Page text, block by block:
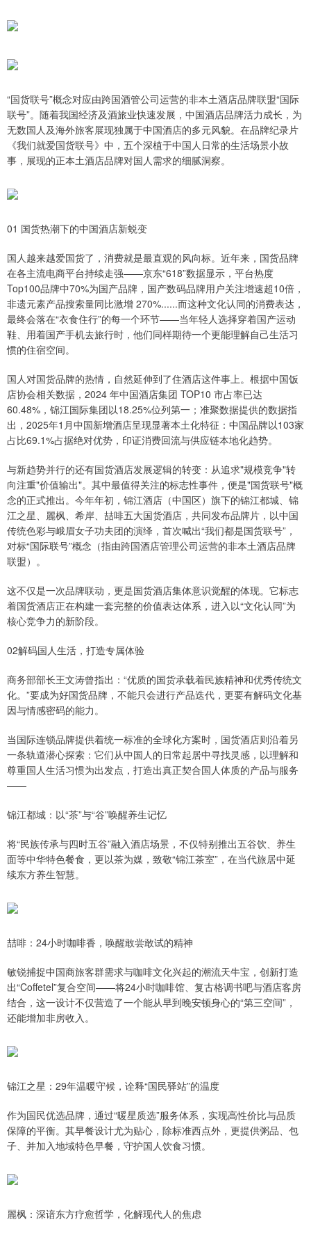
“国货联号”概念对应由跨国酒管公司运营的非本土酒店品牌联盟“国际
联号”。随着我国经济及酒旅业快速发展，中国酒店品牌活力成长，为
无数国人及海外旅客展现独属于中国酒店的多元风貌。在品牌纪录片
《我们就爱国货联号》中，五个深植于中国人日常的生活场景小故
事，展现的正本土酒店品牌对国人需求的细腻洞察。
01 国货热潮下的中国酒店新蜕变
国人越来越爱国货了，消费就是最直观的风向标。近年来，国货品牌
在各主流电商平台持续走强——京东“618”数据显示，平台热度
Top100品牌中70%为国产品牌，国产数码品牌用户关注增速超10倍，
非遗元素产品搜索量同比激增 270%......而这种文化认同的消费表达，
最终会落在“衣食住行”的每一个环节——当年轻人选择穿着国产运动
鞋、用着国产手机去旅行时，他们同样期待一个更能理解自己生活习
惯的住宿空间。
国人对国货品牌的热情，自然延伸到了住酒店这件事上。根据中国饭
店协会相关数据，2024 年中国酒店集团 TOP10 市占率已达
60.48%，锦江国际集团以18.25%位列第一；准聚数据提供的数据指
出，2025年1月中国新增酒店呈现显著本土化特征：中国品牌以103家
占比69.1%占据绝对优势，印证消费回流与供应链本地化趋势。
与新趋势并行的还有国货酒店发展逻辑的转变：从追求"规模竞争"转
向注重"价值输出"。其中最值得关注的标志性事件，便是"国货联号"概
念的正式推出。今年年初，锦江酒店（中国区）旗下的锦江都城、锦
江之星、麗枫、希岸、喆啡五大国货酒店，共同发布品牌片，以中国
传统色彩与峨眉女子功夫团的演绎，首次喊出“我们都是国货联号”，
对标“国际联号”概念（指由跨国酒店管理公司运营的非本土酒店品牌
联盟）。
这不仅是一次品牌联动，更是国货酒店集体意识觉醒的体现。它标志
着国货酒店正在构建一套完整的价值表达体系，进入以“文化认同”为
核心竞争力的新阶段。
02解码国人生活，打造专属体验
商务部部长王文涛曾指出：“优质的国货承载着民族精神和优秀传统文
化。”要成为好国货品牌，不能只会进行产品迭代，更要有解码文化基
因与情感密码的能力。
当国际连锁品牌提供着统一标准的全球化方案时，国货酒店则沿着另
一条轨道潜心探索：它们从中国人的日常起居中寻找灵感，以理解和
尊重国人生活习惯为出发点，打造出真正契合国人体质的产品与服务
——
锦江都城：以“茶”与“谷”唤醒养生记忆
将“民族传承与四时五谷”融入酒店场景，不仅特别推出五谷饮、养生
面等中华特色餐食，更以茶为媒，致敬“锦江茶室”，在当代旅居中延
续东方养生智慧。
喆啡：24小时咖啡香，唤醒敢尝敢试的精神
敏锐捕捉中国商旅客群需求与咖啡文化兴起的潮流天牛宝，创新打造
出“Coffetel”复合空间——将24小时咖啡馆、复古格调书吧与酒店客房
结合，这一设计不仅营造了一个能从早到晚安顿身心的“第三空间”，
还能增加非房收入。
锦江之星：29年温暖守候，诠释“国民驿站”的温度
作为国民优选品牌，通过“暖星质选”服务体系，实现高性价比与品质
保障的平衡。其早餐设计尤为贴心，除标准西点外，更提供粥品、包
子、并加入地域特色早餐，守护国人饮食习惯。
麗枫：深谙东方疗愈哲学，化解现代人的焦虑